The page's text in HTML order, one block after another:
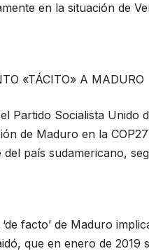
en la situación de
«TÁCITO» A MADURO
Partido Socialista Unido
de Maduro en la
país sudamericano,
facto’ de Maduro
que en enero de 2019